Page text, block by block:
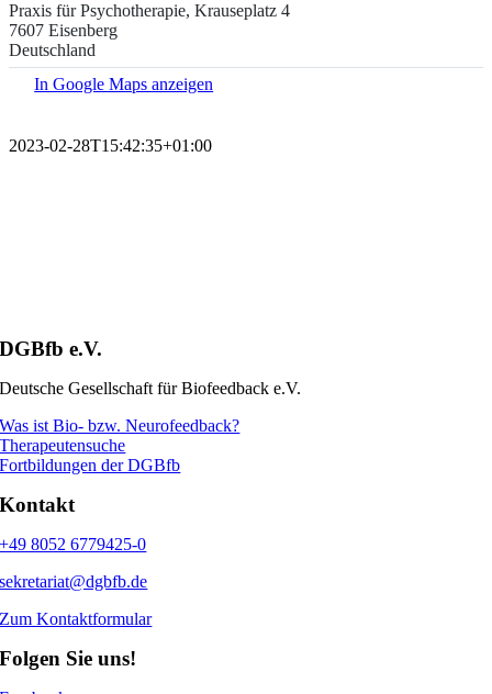
Praxis für Psychotherapie, Krauseplatz 4
7607 Eisenberg
Deutschland
In Google Maps anzeigen
2023-02-28T15:42:35+01:00
DGBfb e.V.
Deutsche Gesellschaft für Biofeedback e.V.
Was ist Bio- bzw. Neurofeedback?
Therapeutensuche
Fortbildungen der DGBfb
Kontakt
+49 8052 6779425-0
sekretariat@dgbfb.de
Zum Kontaktformular
Folgen Sie uns!